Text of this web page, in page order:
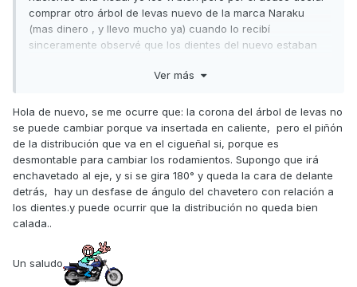
comprar otro árbol de levas nuevo de la marca Naraku
(mas dinero , y llevo mucho ya) cuando lo recibí
sinceramente observé que los dientes del nuevo estaban
monté que es el que llevo ahora y mi frustración vino
sigue habiendo esa pequeña diferencia , la misma que
antes. Sobre el tensor de cadena pues te digo que está
correcto , el tensor libera bien y está metido en posición
retraída de manera que cuando lo meto y aprieto los dos
tornillos del tensor suelto el central y actúa bien sobre la
cadena de todas maneras el tensor actúa sobre la zona del
árbol que queda más baja con lo que encima no me puede
corregir ese defecto, no se... estoy hecho un lio no se si es
como por ejemplo que los dientes del cigüeñal estén
también defectuosos o que en la rectificadora no me
hubiesen centrado bien el mismo ya solo pienso en cosas
Ver más
Hola de nuevo, se me ocurre que: la corona del árbol de levas no
se puede cambiar porque va insertada en caliente, pero el piñón
de la distribución que va en el cigueñal si, porque es
desmontable para cambiar los rodamientos. Supongo que irá
enchavetado al eje, y si se gira 180° y queda la cara de delante
detrás, hay un desfase de ángulo del chavetero con relación a
los dientes.y puede ocurrir que la distribución no queda bien
calada..
Un saludo